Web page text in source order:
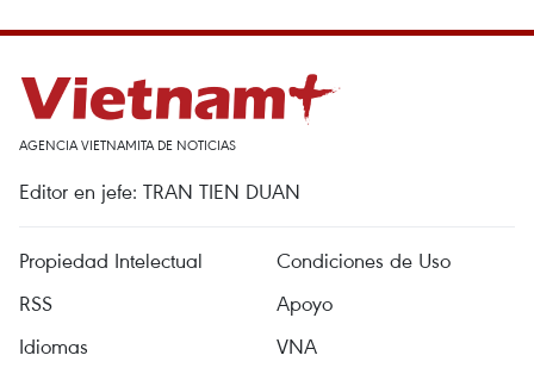
AGENCIA VIETNAMITA DE NOTICIAS
Editor en jefe: TRAN TIEN DUAN
Propiedad Intelectual
Condiciones de Uso
RSS
Apoyo
Idiomas
VNA